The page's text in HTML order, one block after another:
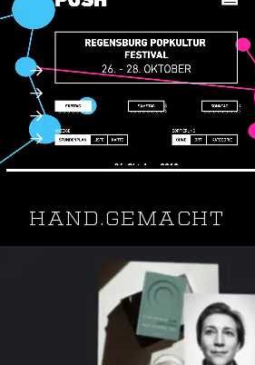
Das Popkulturfestival
Bandbreite der freien Kulturszene.
Individualentwicklung
Contao CMS / SPA (single-
Webdesign, SEO, SEA
Webseite: regensburg-
HAND.GEMACHT